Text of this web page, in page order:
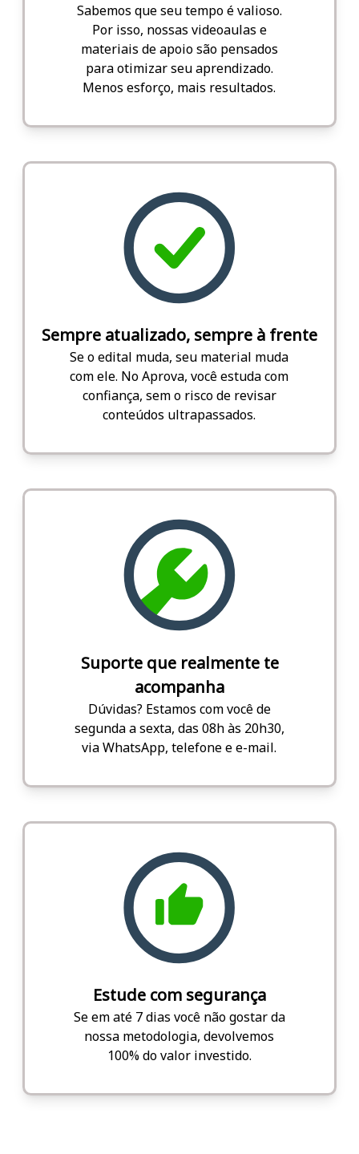
Sabemos que seu tempo é valioso.
Por isso, nossas videoaulas e
materiais de apoio são pensados
para otimizar seu aprendizado.
Menos esforço, mais resultados.
Sempre atualizado, sempre à frente
Se o edital muda, seu material muda
com ele. No Aprova, você estuda com
confiança, sem o risco de revisar
conteúdos ultrapassados.
Suporte que realmente te
acompanha
Dúvidas? Estamos com você de
segunda a sexta, das 08h às 20h30,
via WhatsApp, telefone e e-mail.
Estude com segurança
Se em até 7 dias você não gostar da
nossa metodologia, devolvemos
100% do valor investido.